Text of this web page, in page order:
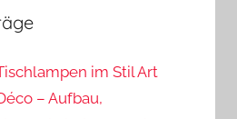
im Stil Art
– Aufbau,